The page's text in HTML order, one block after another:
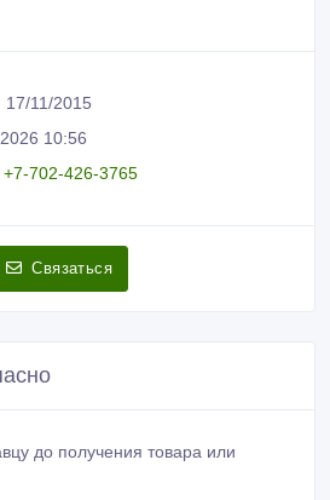
17/11/2015
10:56
702-426-3765
Связаться
до получения товара или